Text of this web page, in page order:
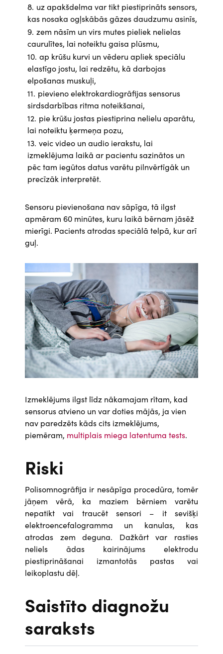
uz apakšdelma var tikt piestiprināts sensors,
kas nosaka ogļskābās gāzes daudzumu asinīs,
zem nāsīm un virs mutes pieliek nelielas
caurulītes, lai noteiktu gaisa plūsmu,
ap krūšu kurvi un vēderu apliek speciālu
elastīgo jostu, lai redzētu, kā darbojas
elpošanas muskuļi,
pievieno elektrokardiogrāfijas sensorus
sirdsdarbības ritma noteikšanai,
pie krūšu jostas piestiprina nelielu aparātu,
lai noteiktu ķermeņa pozu,
veic video un audio ierakstu, lai
izmeklējuma laikā ar pacientu sazinātos un
pēc tam iegūtos datus varētu pilnvērtīgāk un
precīzāk interpretēt.
Sensoru pievienošana nav sāpīga, tā ilgst
apmēram 60 minūtes, kuru laikā bērnam jāsēž
mierīgi. Pacients atrodas speciālā telpā, kur arī
guļ.
Attēls
Izmeklējums ilgst līdz nākamajam rītam, kad
sensorus atvieno un var doties mājās, ja vien
nav paredzēts kāds cits izmeklējums,
piemēram, multiplais miega latentuma tests.
Riski
Polisomnogrāfija ir nesāpīga procedūra, tomēr
jāņem vērā, ka maziem bērniem varētu
nepatikt vai traucēt sensori – it sevišķi
elektroencefalogramma un kanulas, kas
atrodas zem deguna. Dažkārt var rasties
neliels ādas kairinājums elektrodu
piestiprināšanai izmantotās pastas vai
leikoplastu dēļ.
Saistīto diagnožu
saraksts